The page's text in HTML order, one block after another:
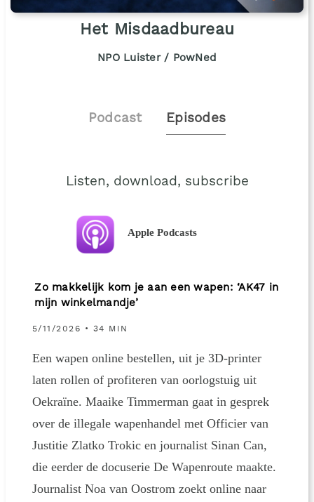
Het Misdaadbureau
NPO Luister / PowNed
Podcast Episodes
Listen, download, subscribe
Apple Podcasts
Zo makkelijk kom je aan een wapen: ‘AK47 in
mijn winkelmandje’
5/11/2026 • 34 MIN
Een wapen online bestellen, uit je 3D-printer
laten rollen of profiteren van oorlogstuig uit
Oekraïne. Maaike Timmerman gaat in gesprek
over de illegale wapenhandel met Officier van
Justitie Zlatko Trokic en journalist Sinan Can,
die eerder de docuserie De Wapenroute maakte.
Journalist Noa van Oostrom zoekt online naar